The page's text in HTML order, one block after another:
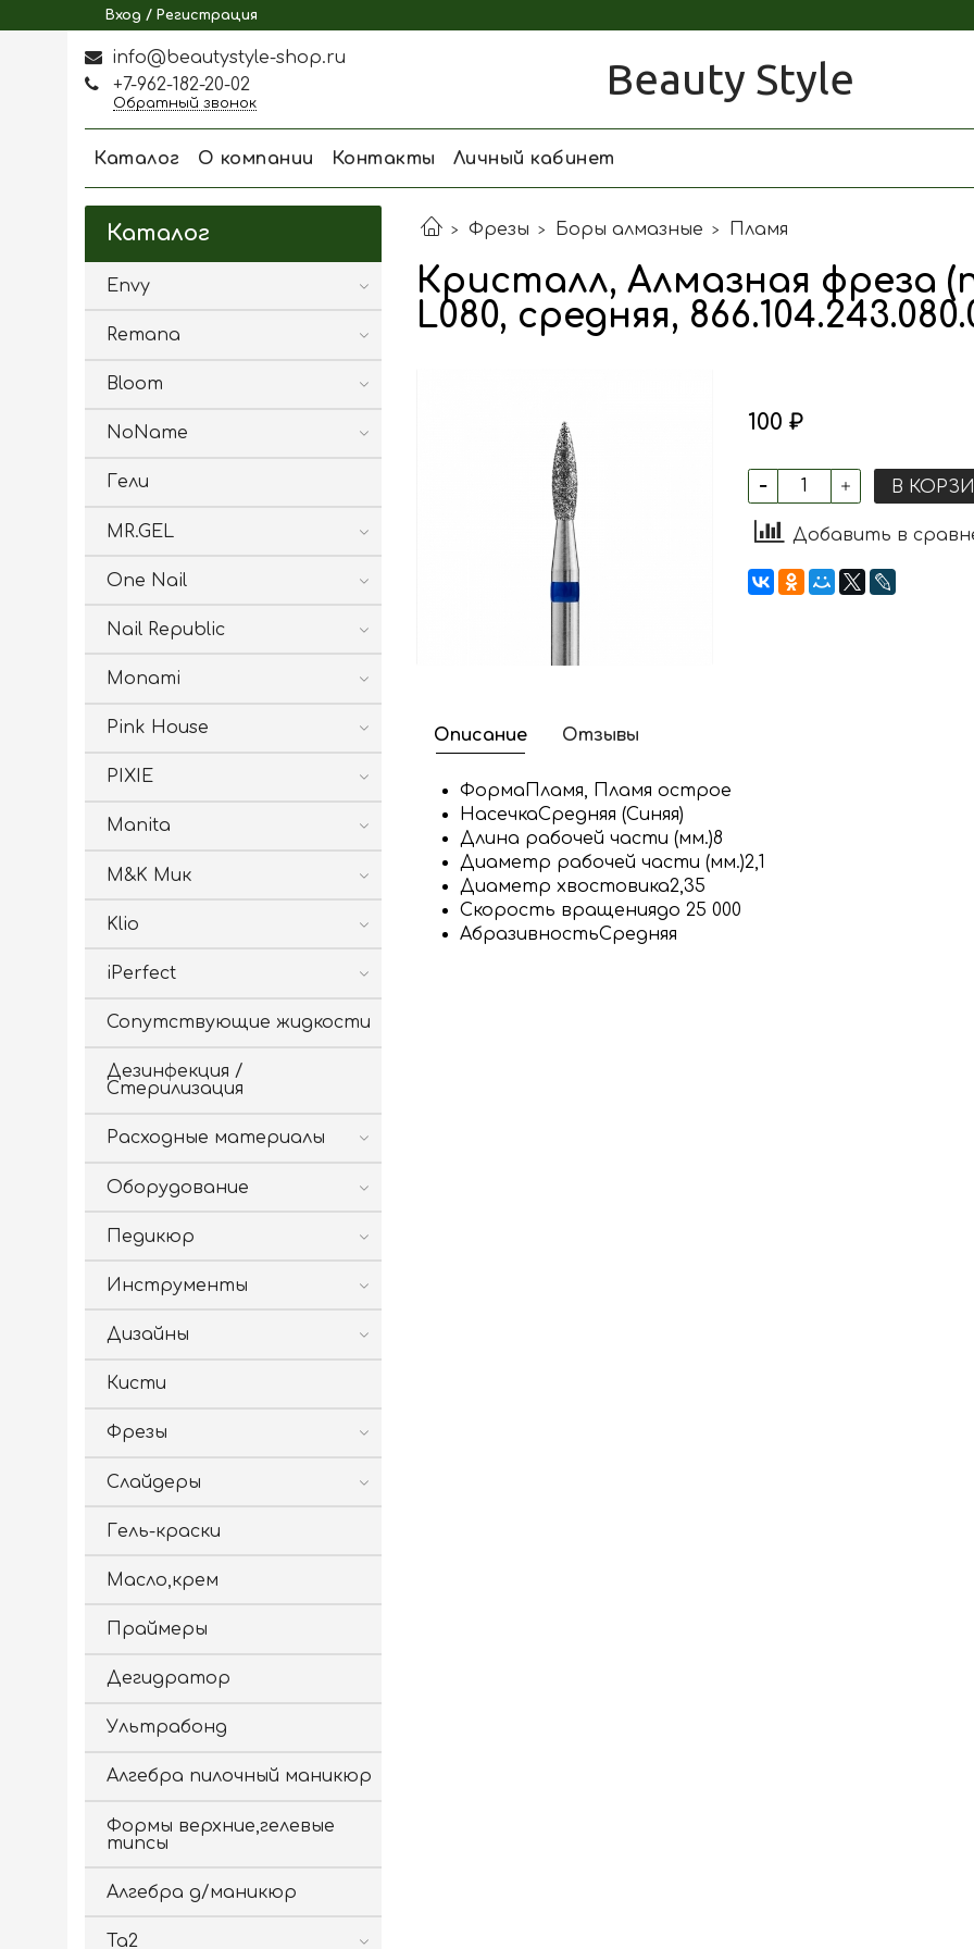
Вход / Регистрация
info@beautystyle-shop.ru
+7-962-182-20-02
Обратный звонок Beauty Style
Каталог О компании Контакты Личный кабинет
Фрезы Боры алмазные Пламя
Кристалл, Алмазная фреза
L080, средняя,
100 ₽
В
Добавить в
Описание
ФормаПламя, Пламя острое
НасечкаСредняя (Синяя)
Длина рабочей части (мм.)8
Диаметр рабочей части (мм.)2,1
Диаметр хвостовика2,35
Скорость вращениядо 25 000
АбразивностьСредняя
Отзывы
Каталог
Envy
Remana
Bloom
NoName
Гели
MR.GEL
One Nail
Nail Republic
Monami
Pink House
PIXIE
Manita
M&K Мик
Klio
iPerfect
Сопутствующие жидкости
Дезинфекция /
Стерилизация
Расходные материалы
Оборудование
Педикюр
Инструменты
Дизайны
Кисти
Фрезы
Слайдеры
Гель-краски
Масло,крем
Праймеры
Дегидратор
Ультрабонд
Алгебра пилочный маникюр
Формы верхние,гелевые
типсы
Алгебра д/маникюр
Ta2